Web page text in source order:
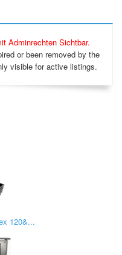
Adminrechten Sichtbar.
or been removed by the
visible for active listings.
120&...